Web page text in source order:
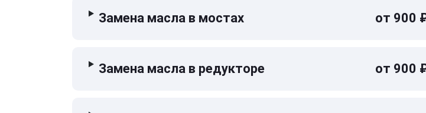
Замена масла в мостах от 900
Замена масла в редукторе от 900